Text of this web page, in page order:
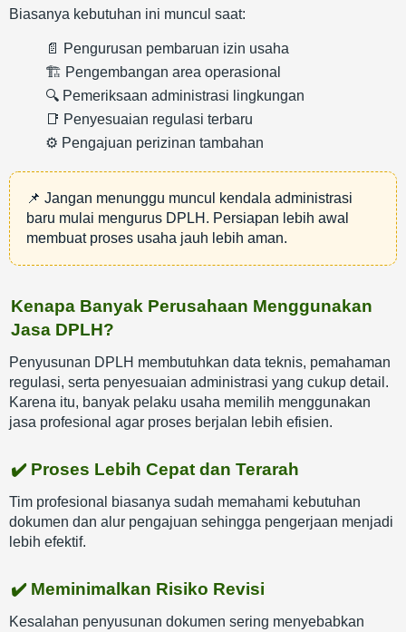
Biasanya kebutuhan ini muncul saat:
📄 Pengurusan pembaruan izin usaha
🏗️ Pengembangan area operasional
🔍 Pemeriksaan administrasi lingkungan
📑 Penyesuaian regulasi terbaru
⚙️ Pengajuan perizinan tambahan
📌 Jangan menunggu muncul kendala administrasi
baru mulai mengurus DPLH. Persiapan lebih awal
membuat proses usaha jauh lebih aman.
Kenapa Banyak Perusahaan Menggunakan
Jasa DPLH?
Penyusunan DPLH membutuhkan data teknis, pemahaman
regulasi, serta penyesuaian administrasi yang cukup detail.
Karena itu, banyak pelaku usaha memilih menggunakan
jasa profesional agar proses berjalan lebih efisien.
✔️ Proses Lebih Cepat dan Terarah
Tim profesional biasanya sudah memahami kebutuhan
dokumen dan alur pengajuan sehingga pengerjaan menjadi
lebih efektif.
✔️ Meminimalkan Risiko Revisi
Kesalahan penyusunan dokumen sering menyebabkan